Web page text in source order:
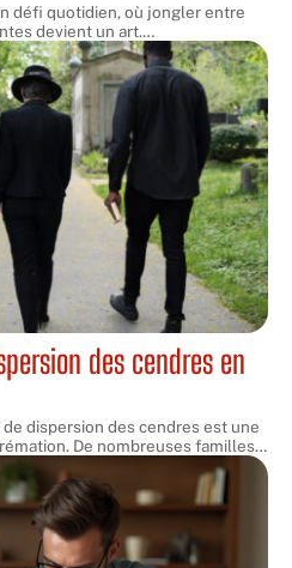
défi quotidien, où jongler entre
devient un art.…
des cendres en
dispersion des cendres est une
De nombreuses familles…